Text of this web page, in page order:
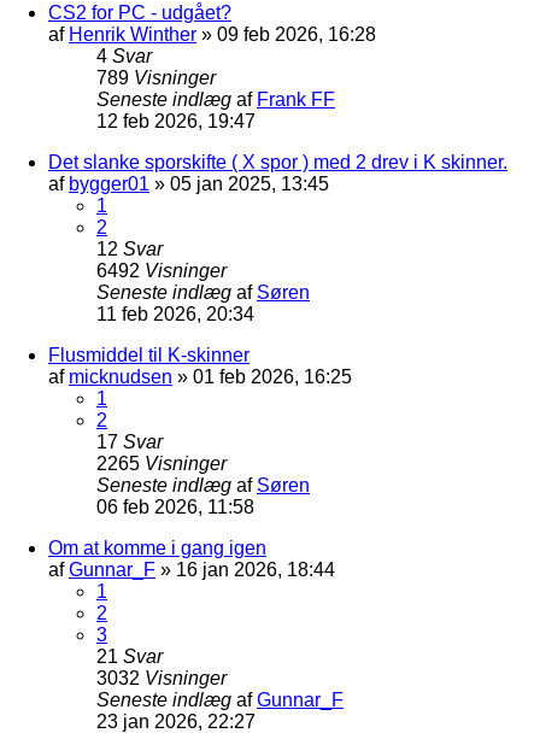
CS2 for PC - udgået?
af Henrik Winther » 09 feb 2026, 16:28
4 Svar
789 Visninger
Seneste indlæg af Frank FF
12 feb 2026, 19:47
Det slanke sporskifte ( X spor ) med 2 drev i K skinner.
af bygger01 » 05 jan 2025, 13:45
1
2
12 Svar
6492 Visninger
Seneste indlæg af Søren
11 feb 2026, 20:34
Flusmiddel til K-skinner
af micknudsen » 01 feb 2026, 16:25
1
2
17 Svar
2265 Visninger
Seneste indlæg af Søren
06 feb 2026, 11:58
Om at komme i gang igen
afGunnar_F » 16 jan 2026, 18:44
1
2
3
21 Svar
3032 Visninger
Seneste indlæg afGunnar_F
23 jan 2026, 22:27